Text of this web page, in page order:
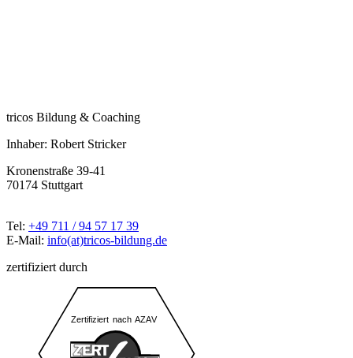
tricos Bildung & Coaching
Inhaber: Robert Stricker
Kronenstraße 39-41
70174 Stuttgart
Tel: +49 711 / 94 57 17 39
E-Mail: info(at)tricos-bildung.de
zertifiziert durch